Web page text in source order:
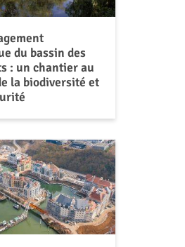
du bassin des
: un chantier au
la biodiversité et